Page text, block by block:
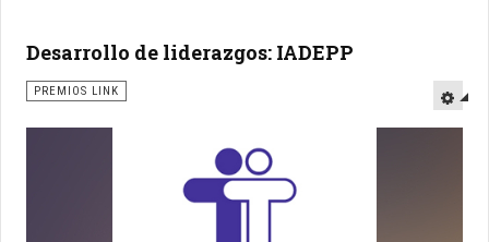
Desarrollo de liderazgos: IADEPP
PREMIOS LINK